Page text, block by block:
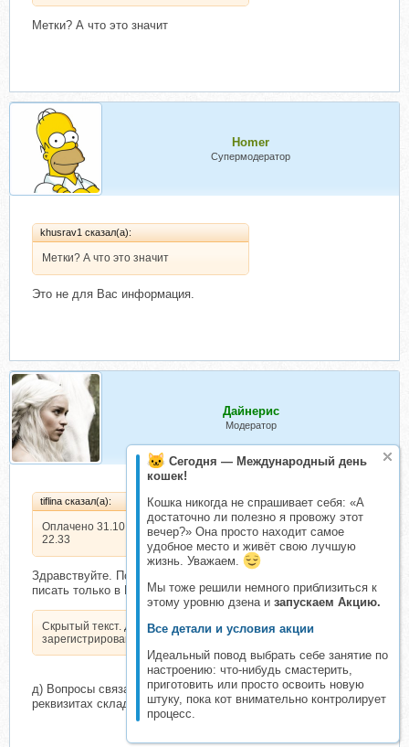
Сегодня — Международный день
кошек!
Кошка никогда не спрашивает себя: «А
достаточно ли полезно я провожу этот
вечер?» Она просто находит самое
удобное место и живёт свою лучшую
жизнь. Уважаем.
Мы тоже решили немного приблизиться к
этому уровню дзена и запускаем Акцию.
Все детали и условия акции
Идеальный повод выбрать себе занятие по
настроению: что-нибудь смастерить,
приготовить или просто освоить новую
штуку, пока кот внимательно контролирует
процесс.
Метки? А что это значит
Homer
Супермодератор
khusrav1 сказал(а):
Метки? А что это значит
Это не для Вас информация.
Дайнерис
Модератор
tiflina сказал(а):
Оплачено 31.10.21 киви кошелёк
22.33
Здравствуйте. Пожалуйста, всё вопросы по оплате прошу
писать только в Реквизитах темы.
Скрытый текст. Доступен только
зарегистрированным пользователям.
д) Вопросы связанные с оплатой ведутся только в
реквизитах складчины.